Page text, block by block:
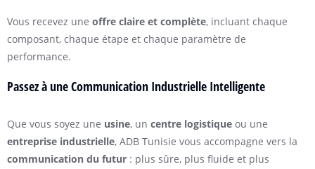
Vous recevez une offre claire et complète, incluant chaque
composant, chaque étape et chaque paramètre de
performance.
Passez à une Communication Industrielle Intelligente
Que vous soyez une usine, un centre logistique ou une
entreprise industrielle, ADB Tunisie vous accompagne vers la
communication du futur : plus sûre, plus fluide et plus